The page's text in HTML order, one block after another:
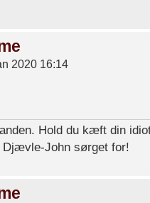
2020 16:14
Hold du kæft din
Djævle-John sørget for!